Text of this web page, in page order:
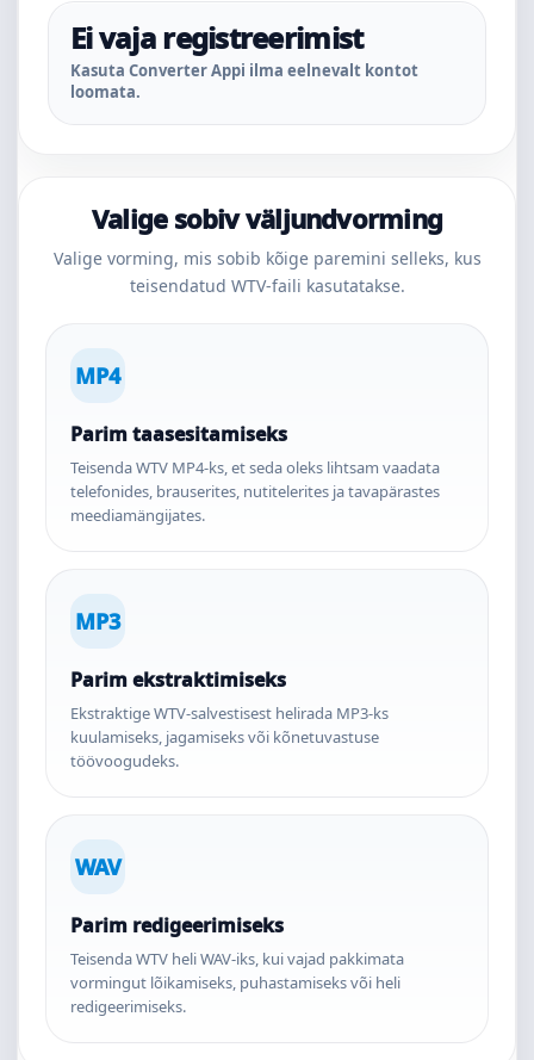
Ei vaja registreerimist
Kasuta Converter Appi ilma eelnevalt kontot
loomata.
Valige sobiv väljundvorming
Valige vorming, mis sobib kõige paremini selleks, kus
teisendatud WTV-faili kasutatakse.
MP4
Parim taasesitamiseks
Teisenda WTV MP4-ks, et seda oleks lihtsam vaadata
telefonides, brauserites, nutitelerites ja tavapärastes
meediamängijates.
MP3
Parim ekstraktimiseks
Ekstraktige WTV-salvestisest helirada MP3-ks
kuulamiseks, jagamiseks või kõnetuvastuse
töövoogudeks.
WAV
Parim redigeerimiseks
Teisenda WTV heli WAV-iks, kui vajad pakkimata
vormingut lõikamiseks, puhastamiseks või heli
redigeerimiseks.